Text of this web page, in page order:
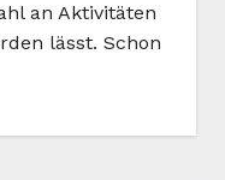
an Aktivitäten
lässt. Schon